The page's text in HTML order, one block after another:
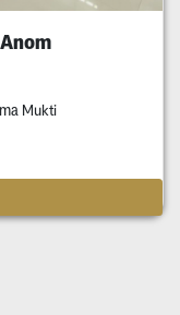
Mukti